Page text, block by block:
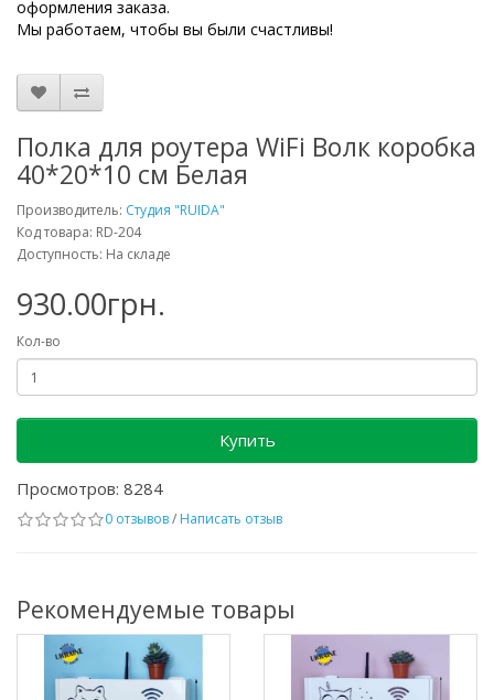
оформления заказа.
Мы работаем, чтобы вы были счастливы!
Полка для роутера WiFi Волк коробка
40*20*10 см Белая
Производитель: Студия "RUIDA"
Код товара: RD-204
Доступность: На складе
930.00грн.
Кол-во
Купить
Просмотров: 8284
0 отзывов/ Написать отзыв
Рекомендуемые товары